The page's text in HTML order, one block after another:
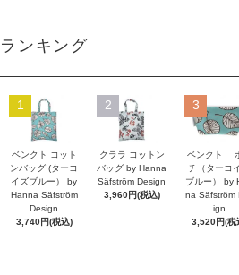
ランキング
1
ベンクト コット
ンバッグ (ターコ
イズブルー） by
Hanna Säfström
Design
3,740円(税込)
2
クララ コットン
バッグ by Hanna
Säfström Design
3,960円(税込)
3
ベンクト
チ（ターコ
ブルー） by
na Säfström
ign
3,520円(税